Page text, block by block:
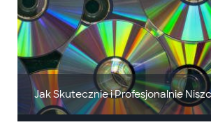
Jak Skutecznie i Profesjonalnie